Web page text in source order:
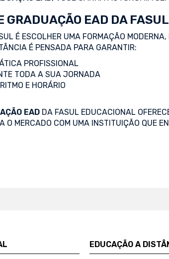
GRADUAÇÃO EAD DA
É ESCOLHER UMA FORMAÇÃO
É PENSADA PARA GARANTIR:
PROFISSIONAL
TODA A SUA JORNADA
E HORÁRIO
EAD DA FASUL EDUCACIONAL
O MERCADO COM UMA INSTITUIÇÃO QUE
EDUCAÇÃO A